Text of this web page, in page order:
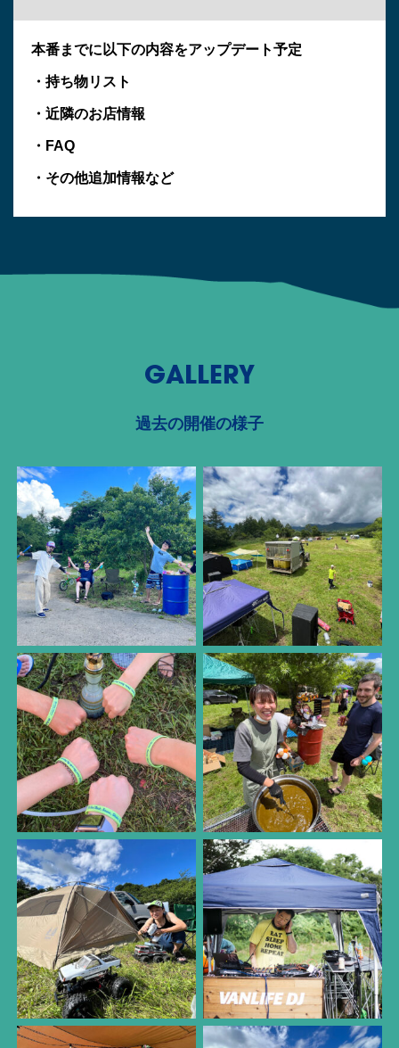
本番までに以下の内容をアップデート予定
・持ち物リスト
・近隣のお店情報
・FAQ
・その他追加情報など
GALLERY
過去の開催の様子